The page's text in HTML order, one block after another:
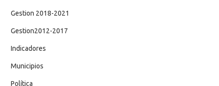
Gestion 2018-2021
Gestion2012-2017
Indicadores
Municipios
Política